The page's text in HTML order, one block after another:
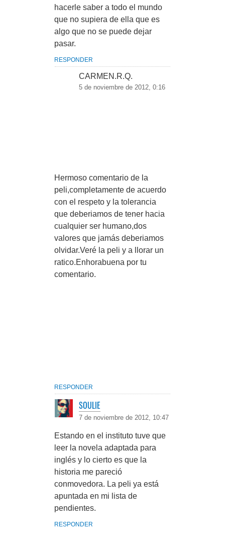
hacerle saber a todo el mundo
que no supiera de ella que es
algo que no se puede dejar
pasar.
RESPONDER
CARMEN.R.Q.
5 de noviembre de 2012, 0:16
Hermoso comentario de la
peli,completamente de acuerdo
con el respeto y la tolerancia
que deberiamos de tener hacia
cualquier ser humano,dos
valores que jamás deberiamos
olvidar.Veré la peli y a llorar un
ratico.Enhorabuena por tu
comentario.
RESPONDER
SOULIE
7 de noviembre de 2012, 10:47
Estando en el instituto tuve que
leer la novela adaptada para
inglés y lo cierto es que la
historia me pareció
conmovedora. La peli ya está
apuntada en mi lista de
pendientes.
RESPONDER